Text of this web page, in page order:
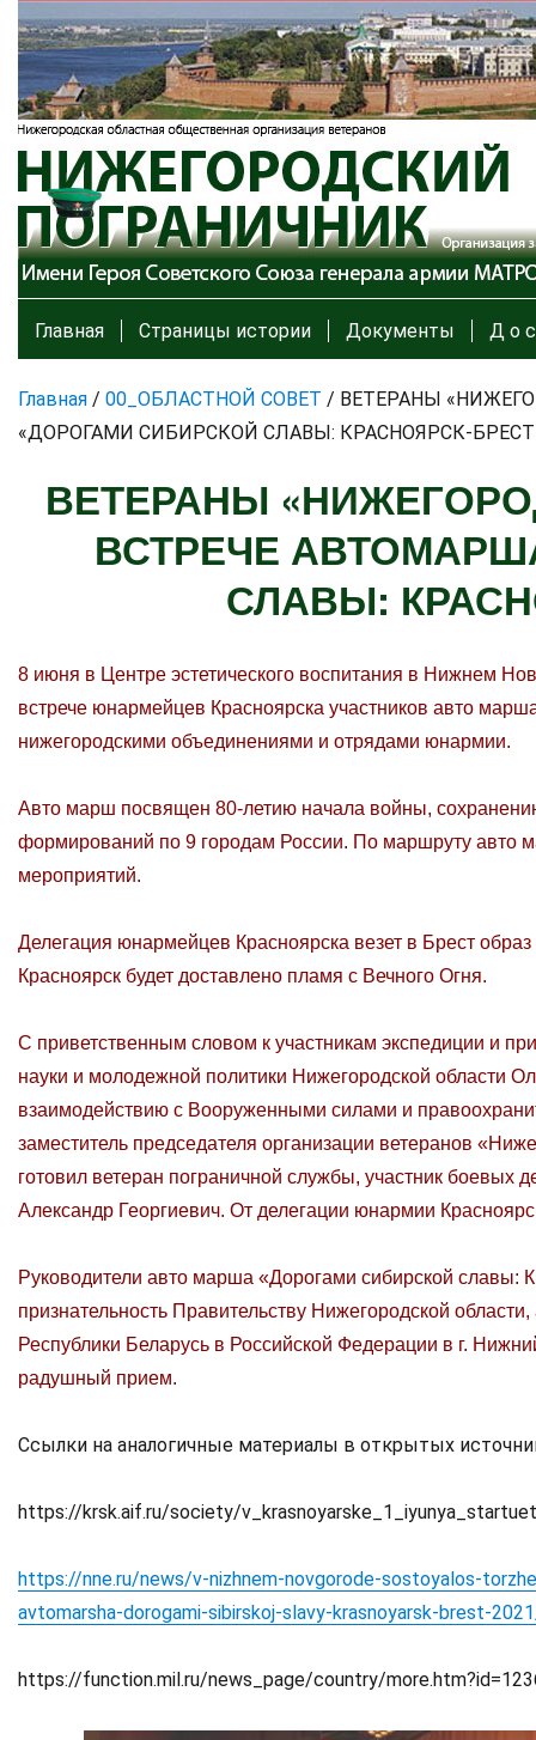
Главная Страницы истории Документы Д о с
Главная / 00_ОБЛАСТНОЙ СОВЕТ / ВЕТЕРАНЫ
«ДОРОГАМИ СИБИРСКОЙ СЛАВЫ: КРАСНОЯРСК-БРЕСТ
ВЕТЕРАНЫ
ВСТРЕЧЕ
СЛАВЫ:
8 июня в Центре эстетического воспитания в Нижнем
встрече юнармейцев Красноярска участников авто
нижегородскими объединениями и отрядами юнармии.
Авто марш посвящен 80-летию начала войны,
формирований по 9 городам России. По маршруту авто
мероприятий.
Делегация юнармейцев Красноярска везет в Брест
Красноярск будет доставлено пламя с Вечного Огня.
С приветственным словом к участникам экспедиции и
науки и молодежной политики Нижегородской области
взаимодействию с Вооруженными силами и
заместитель председателя организации ветеранов
готовил ветеран пограничной службы, участник
Александр Георгиевич. От делегации юнармии
Руководители авто марша «Дорогами сибирской славы:
признательность Правительству Нижегородской
Республики Беларусь в Российской Федерации в г.
радушный прием.
Ссылки на аналогичные материалы в открытых
https://krsk.aif.ru/society/
https://nne.ru/news/v-nizhnem-novgorode-sostoyalos-
avtomarsha-dorogami-sibirskoj-slavy-krasnoyarsk-brest-
https://function.mil.ru/news_page/country/